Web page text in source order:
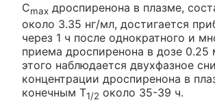
Cmax дроспиренона в плазме,
около 3.35 нг/мл, достигается
через 1 ч после однократного и
приема дроспиренона в дозе 0.25
этого наблюдается двухфазное
концентрации дроспиренона в
конечным T1/2 около 35-39 ч.